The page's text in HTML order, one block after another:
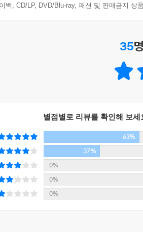
은 문장에 실린 생각이지 문장 자체는 아
게 끌리는 글의 힘은 그 진실성에 숨어 있
무심한 눈길을 주는 순간, 삶이라는 꽃이
저녁까지 쓰고 생각하며 의미로 가득 찬
수, 피천득, 박경리, 최인호부터
, 하루키, 샐린저, 카뮈, 헤세까지
보이는 작가들의 스타일 노하우
백, CD/LP, DVD/Blu-ray, 패션 및 판매금지 상
35
별점별로 리뷰를 확인해 보세
63%
37%
0%
0%
0%